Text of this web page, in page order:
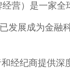
营）是一家
发展成为金融
经纪商提供